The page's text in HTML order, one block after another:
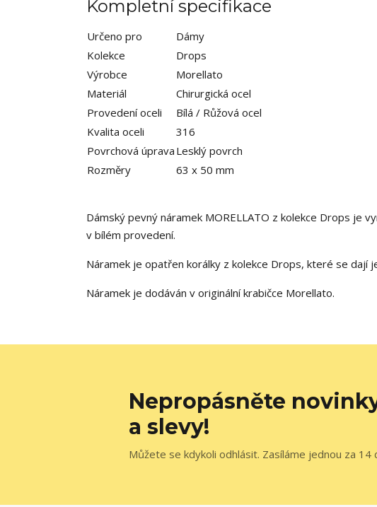
Kompletní specifikace
Určeno pro
Dámy
Kolekce
Drops
Výrobce
Morellato
Materiál
Chirurgická ocel
Provedení oceli
Bílá / Růžová ocel
Kvalita oceli
316
Povrchová úprava Lesklý povrch
Rozměry
63 x 50 mm
Dámský pevný náramek MORELLATO z kolekce Drops je
v bílém provedení.
Náramek je opatřen korálky z kolekce Drops, které se dají
Náramek je dodáván v originální krabičce Morellato.
Nepropásněte
a slevy!
Můžete se kdykoli odhlásit. Zasíláme jednou za 14